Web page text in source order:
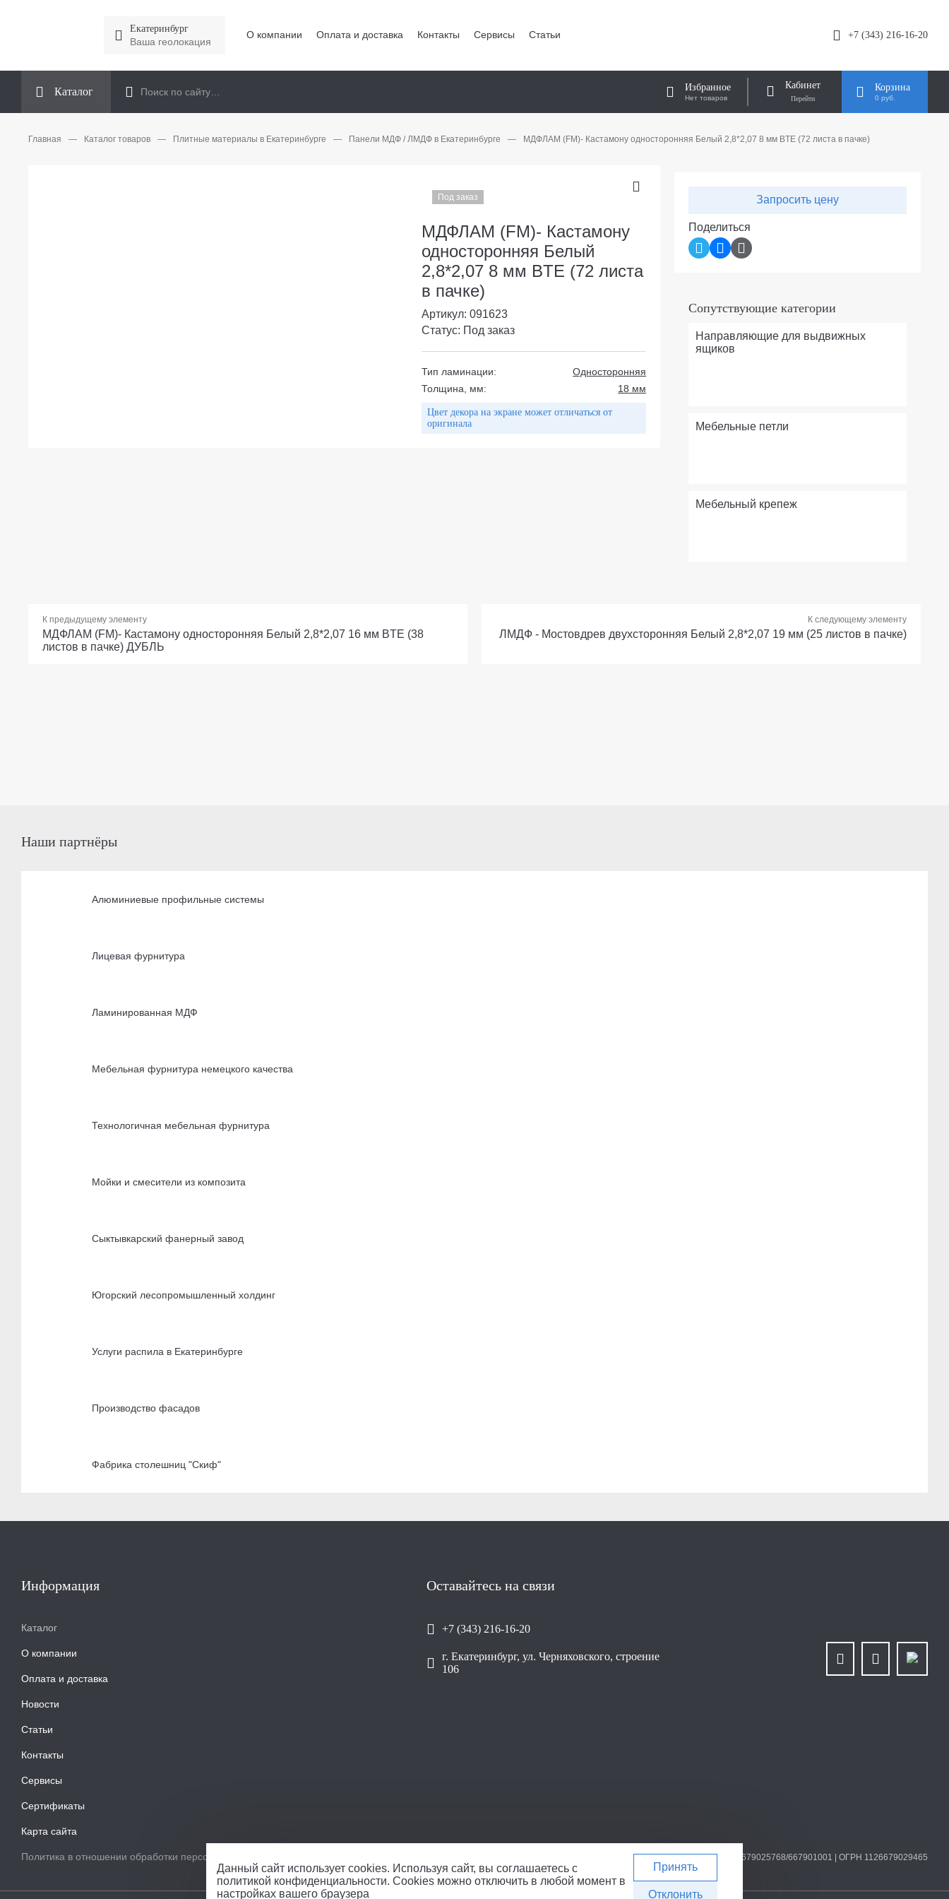
Екатеринбург
Ваша геолокация
О компании Оплата и доставка Контакты Сервисы Статьи +7 (343) 216-16-20
Каталог Избранное
Нет товаров
Кабинет Корзина
0 руб.
Главная — Каталог товаров — Плитные материалы в Екатеринбурге — Панели МДФ / ЛМДФ в Екатеринбурге — МДФЛАМ (FM)- Кастамону односторонняя Белый 2,8*2,07 8 мм BTE (72 листа в пачке)
Запросить цену
Поделиться
Сопутствующие категории
Направляющие для выдвижных
ящиков
Мебельные петли
Мебельный крепеж
Под заказ
МДФЛАМ (FM)- Кастамону
односторонняя Белый
2,8*2,07 8 мм BTE (72 листа
в пачке)
Артикул: 091623
Статус: Под заказ
Тип ламинации:
Односторонняя
Толщина, мм:
18 мм
Цвет декора на экране может отличаться от
оригинала
К предыдущему элементу
МДФЛАМ (FM)- Кастамону односторонняя Белый 2,8*2,07 16 мм BTE (38
листов в пачке) ДУБЛЬ
К следующему элементу
ЛМДФ - Мостовдрев двухсторонняя Белый 2,8*2,07 19 мм (25 листов в пачке)
Наши партнёры
Алюминиевые профильные системы
Лицевая фурнитура
Ламинированная МДФ
Мебельная фурнитура немецкого качества
Технологичная мебельная фурнитура
Мойки и смесители из композита
Сыктывкарский фанерный завод
Югорский лесопромышленный холдинг
Услуги распила в Екатеринбурге
Производство фасадов
Фабрика столешниц "Скиф"
Информация
Каталог
О компании
Оплата и доставка
Новости
Статьи
Контакты
Сервисы
Сертификаты
Карта сайта
Политика в отношении обработки персональных данных
Оставайтесь на связи
+7 (343) 216-16-20
г. Екатеринбург, ул. Черняховского, строение
106
ООО «Уралплит» | ИНН/КПП 6679025768/667901001 | ОГРН 1126679029465
Данный сайт использует cookies. Используя сайт, вы соглашаетесь с
политикой конфиденциальности. Cookies можно отключить в любой момент в
настройках вашего браузера
Принять
Отклонить